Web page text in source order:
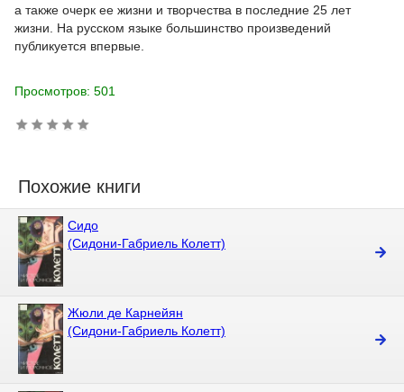
а также очерк ее жизни и творчества в последние 25 лет
жизни. На русском языке большинство произведений
публикуется впервые.
Просмотров: 501
Похожие книги
Сидо
(Сидони-Габриель Колетт)
Жюли де Карнейян
(Сидони-Габриель Колетт)